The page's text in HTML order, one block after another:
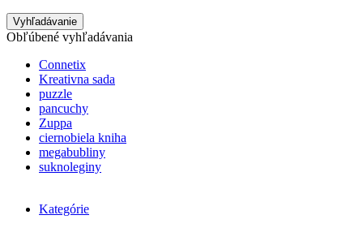
Vyhľadávanie
Obľúbené vyhľadávania
Connetix
Kreativna sada
puzzle
pancuchy
Zuppa
ciernobiela kniha
megabubliny
suknoleginy
Kategórie